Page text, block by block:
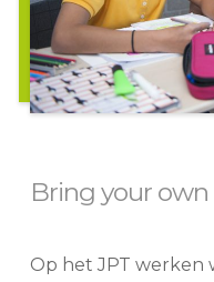
Bring your
Op het JPT werken